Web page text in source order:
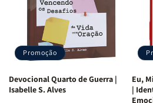
Promoção
Devocional Quarto de Guerra |
Isabelle S. Alves
Eu,
|